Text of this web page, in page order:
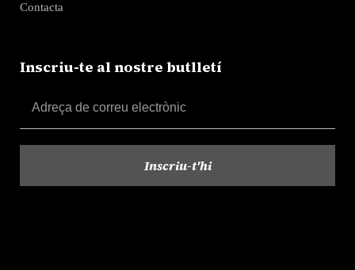
Contacta
Inscriu-te al nostre butlletí